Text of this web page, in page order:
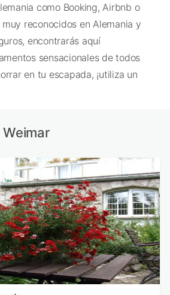
como Booking, Airbnb o
reconocidos en Alemania y
encontrarás aquí
sensacionales de todos
en tu escapada, ¡utiliza un